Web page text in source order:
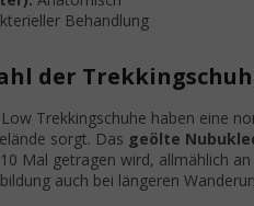
Behandlung
der
Low Trekkingschuhe haben eine
sorgt. Das geölte
Mal getragen wird, allmählich
auch bei längeren